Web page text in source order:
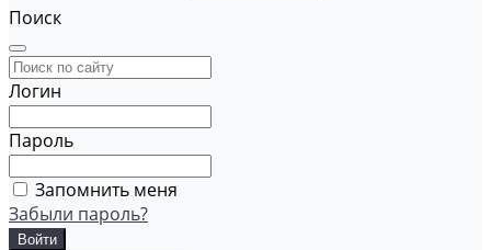
Поиск
Логин
Пароль
Запомнить меня
Забыли пароль?